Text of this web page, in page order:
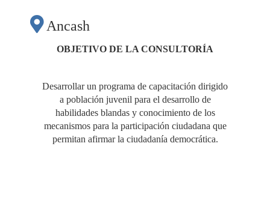
MECANISMOS DE
PARTICIPACIÓN
CIUDADANA PARA
EL
Ancash
OBJETIVO DE LA CONSULTORÍA
Desarrollar un programa de capacitación dirigido
a población juvenil para el desarrollo de
habilidades blandas y conocimiento de los
mecanismos para la participación ciudadana que
permitan afirmar la ciudadanía democrática.